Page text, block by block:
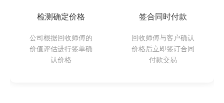
检测确定价格
公司根据回收师傅的
价值评估进行签单确
认价格
签合同时付款
回收师傅与客户确认
价格后立即签订合同
付款交易